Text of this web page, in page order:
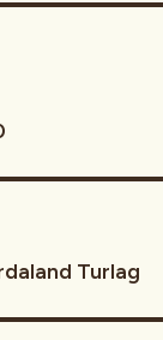
Turlag